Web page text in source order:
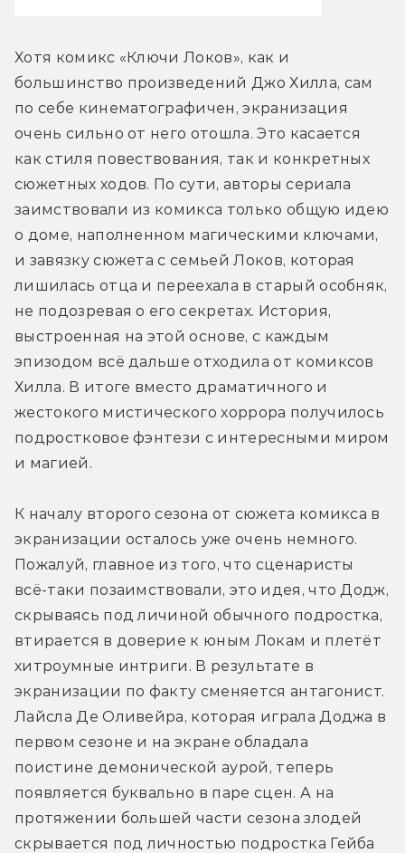
Хотя комикс «Ключи Локов», как и
большинство произведений Джо Хилла, сам
по себе кинематографичен, экранизация
очень сильно от него отошла. Это касается
как стиля повествования, так и конкретных
сюжетных ходов. По сути, авторы сериала
заимствовали из комикса только общую идею
о доме, наполненном магическими ключами,
и завязку сюжета с семьей Локов, которая
лишилась отца и переехала в старый особняк,
не подозревая о его секретах. История,
выстроенная на этой основе, с каждым
эпизодом всё дальше отходила от комиксов
Хилла. В итоге вместо драматичного и
жестокого мистического хоррора получилось
подростковое фэнтези с интересными миром
и магией.
К началу второго сезона от сюжета комикса в
экранизации осталось уже очень немного.
Пожалуй, главное из того, что сценаристы
всё-таки позаимствовали, это идея, что Додж,
скрываясь под личиной обычного подростка,
втирается в доверие к юным Локам и плетёт
хитроумные интриги. В результате в
экранизации по факту сменяется антагонист.
Лайсла Де Оливейра, которая играла Доджа в
первом сезоне и на экране обладала
поистине демонической аурой, теперь
появляется буквально в паре сцен. А на
протяжении большей части сезона злодей
скрывается под личностью подростка Гейба